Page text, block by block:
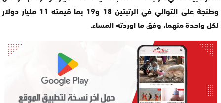
وطنجة على التوالي في الرتبتين 18 و19 بما قيمته 11 مليار دولار
لكل واحدة منهما، وفق ما اوردته المساء.